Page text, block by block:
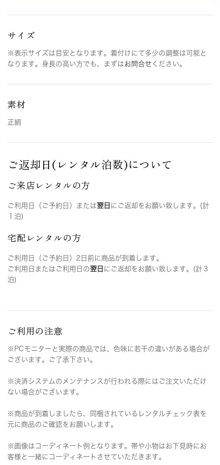
サイズ
※表示サイズは目安となります。着付けにて多少の調整は可能と
なります。身長の高い方でも、まずはお問合せ ください。
素材
正絹
ご返却日(レンタル泊数)について
ご来店レンタルの方
ご利用日（ご予約日）または翌日 にご返却をお願い致します。(計
１泊)
宅配レンタルの方
ご利用日（ご予約日）2日前に商品が到着します。
ご利用日またはご利用日の翌日 にご返却をお願い致します。(計３
泊)
ご利用の注意
※PCモニターと実際の商品では、色味に若干の違いがある場合が
ございます。ご了承下さい。
※決済システムのメンテナンスが行われる際にはご注文いただけ
ない場合がございます。
※商品が到着しましたら、同梱されているレンタルチェック表を
元に商品のご確認をお願いします。
※画像はコーディネート例となります。帯や小物はお下見時にお
客様と一緒にコーディネートさせていただきます。